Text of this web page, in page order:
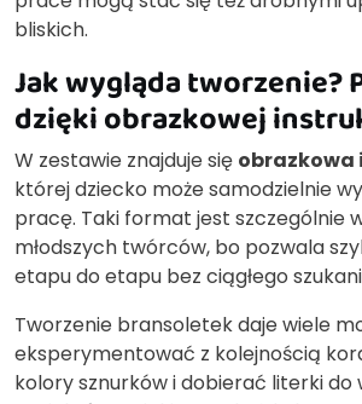
bliskich.
Jak wygląda tworzenie?
dzięki obrazkowej
W zestawie znajduje się
której dziecko może samodzielnie
pracę. Taki format jest szczególnie
młodszych twórców, bo pozwala
etapu do etapu bez ciągłego
Tworzenie bransoletek daje wiele
eksperymentować z kolejnością
kolory sznurków i dobierać literki do